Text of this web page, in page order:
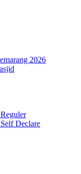
2026
Declare